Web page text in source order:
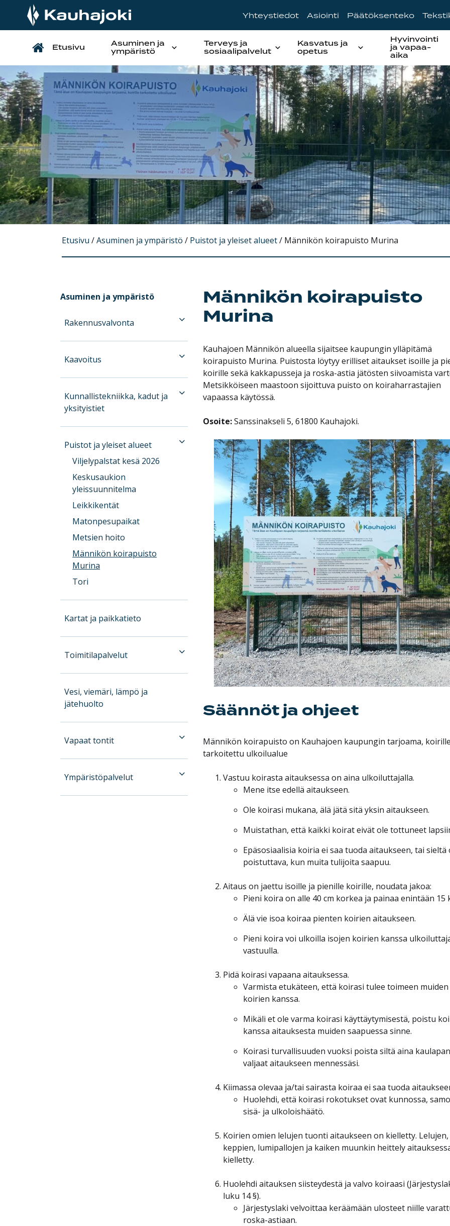
Yhteystiedot Asiointi Päätöksenteko
Päävalikko
Etusivu Asuminen ja
ympäristö
Terveys ja
sosiaalipalvelut
Kasvatus ja
opetus
Hyvinvointi
ja vapaa-
aika
Etusivu /Asuminen ja ympäristö / Puistot ja yleiset alueet/ Männikön koirapuisto Murina
Asuminen ja ympäristö
Rakennusvalvonta
Kaavoitus
Kunnallistekniikka, kadut ja
yksityistiet
Puistot ja yleiset alueet
Viljelypalstat kesä 2026
Keskusaukion
yleissuunnitelma
Leikkikentät
Matonpesupaikat
Metsien hoito
Männikön koirapuisto
Murina
Tori
Kartat ja paikkatieto
Toimitilapalvelut
Vesi, viemäri, lämpö ja
jätehuolto
Vapaat tontit
Ympäristöpalvelut
Männikön koirapuisto
Murina
Kauhajoen Männikön alueella sijaitsee kaupungin ylläpitämä
koirapuisto Murina. Puistosta löytyy erilliset aitaukset isoille ja
koirille sekä kakkapusseja ja roska-astia jätösten siivoamista
Metsikköiseen maastoon sijoittuva puisto on koiraharrastajien
vapaassa käytössä.
Osoite:Sanssinakseli 5, 61800 Kauhajoki.
Säännöt ja ohjeet
Männikön koirapuisto on Kauhajoen kaupungin tarjoama, koirille
tarkoitettu ulkoilualue
Vastuu koirasta aitauksessa on aina ulkoiluttajalla.
Mene itse edellä aitaukseen.
Ole koirasi mukana, älä jätä sitä yksin aitaukseen.
Muistathan, että kaikki koirat eivät ole tottuneet
Epäsosiaalisia koiria ei saa tuoda aitaukseen, tai sieltä
poistuttava, kun muita tulijoita saapuu.
Aitaus on jaettu isoille ja pienille koirille, noudata jakoa:
Pieni koira on alle 40 cm korkea ja painaa enintään 15
Älä vie isoa koiraa pienten koirien aitaukseen.
Pieni koira voi ulkoilla isojen koirien kanssa
vastuulla.
Pidä koirasi vapaana aitauksessa.
Varmista etukäteen, että koirasi tulee toimeen muiden
koirien kanssa.
Mikäli et ole varma koirasi käyttäytymisestä, poistu
kanssa aitauksesta muiden saapuessa sinne.
Koirasi turvallisuuden vuoksi poista siltä aina
valjaat aitaukseen mennessäsi.
Kiimassa olevaa ja/tai sairasta koiraa ei saa tuoda
Huolehdi, että koirasi rokotukset ovat kunnossa,
sisä- ja ulkoloishäätö.
Koirien omien lelujen tuonti aitaukseen on kielletty. Lelujen,
keppien, lumipallojen ja kaiken muunkin heittely
kielletty.
Huolehdi aitauksen siisteydestä ja valvo koiraasi
luku 14 §).
Järjestyslaki velvoittaa keräämään ulosteet niille
roska-astiaan.